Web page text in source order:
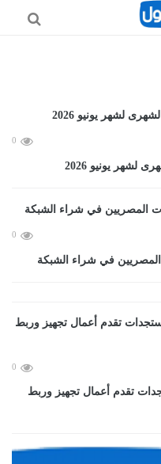
0
0
في شراء الشبكة
0
تقدم أعمال تجهيز وربط